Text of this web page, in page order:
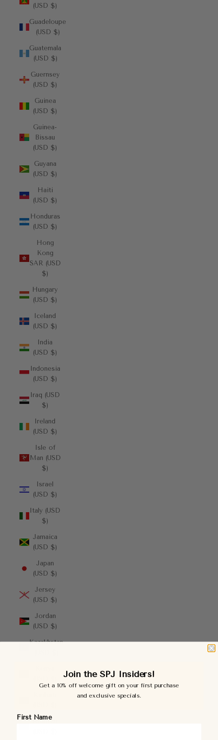
(USD $)
Guadeloupe
(USD $)
Guatemala
(USD $)
Guernsey
(USD $)
Guinea
(USD $)
Guinea-
Bissau
(USD $)
Guyana
(USD $)
Haiti
(USD $)
Honduras
(USD $)
Hong
Kong
SAR (USD
$)
Hungary
(USD $)
Iceland
(USD $)
India
(USD $)
Indonesia
(USD $)
Iraq (USD
$)
Ireland
(USD $)
Isle of
Man (USD
$)
Israel
(USD $)
Italy (USD
$)
Jamaica
(USD $)
Japan
(USD $)
Jersey
(USD $)
Jordan
(USD $)
Kazakhstan
Kosovo
Join the SPJ Insiders!
Get a 10% off welcome gift on your first purchase
and exclusive specials.
First Name